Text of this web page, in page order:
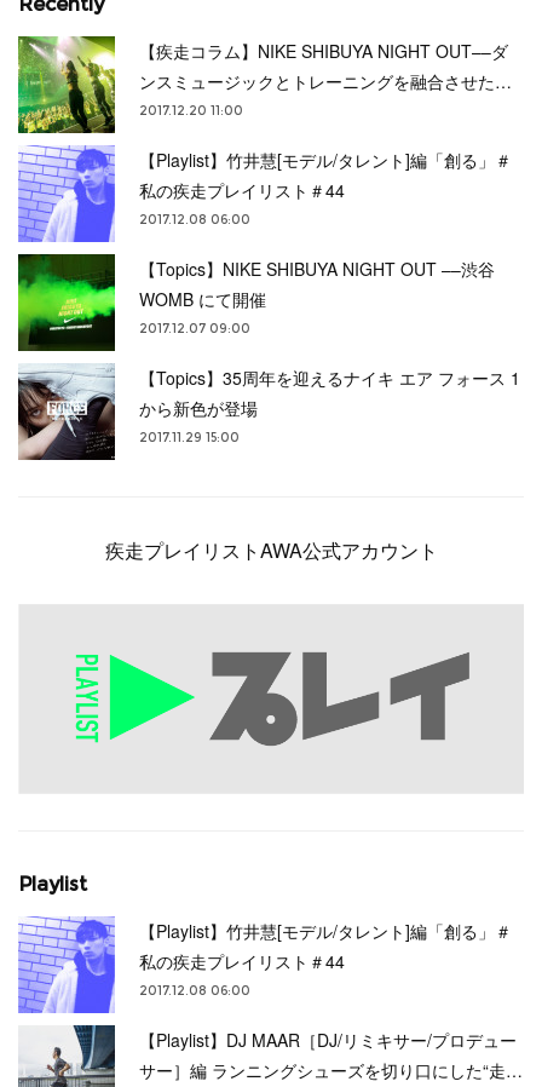
【疾走コラム】NIKE SHIBUYA NIGHT OUT––ダ
ンスミュージックとトレーニングを融合させた…
2017.12.20 11:00
【Playlist】竹井慧[モデル/タレント]編「創る」＃
私の疾走プレイリスト＃44
2017.12.08 06:00
【Topics】NIKE SHIBUYA NIGHT OUT ––渋谷
WOMB にて開催
2017.12.07 09:00
【Topics】35周年を迎えるナイキ エア フォース 1
から新色が登場
2017.11.29 15:00
疾走プレイリストAWA公式アカウント
Playlist
【Playlist】竹井慧[モデル/タレント]編「創る」＃
私の疾走プレイリスト＃44
2017.12.08 06:00
【Playlist】DJ MAAR［DJ/リミキサー/プロデュー
サー］編 ランニングシューズを切り口にした“走…